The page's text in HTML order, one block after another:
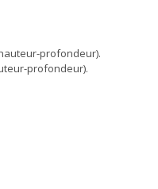
profondeur).
profondeur).